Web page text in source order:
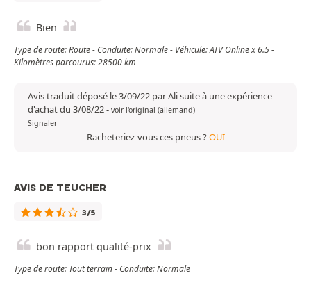
Bien
Type de route: Route - Conduite: Normale - Véhicule: ATV Online x 6.5 -
Kilomètres parcourus: 28500 km
Avis traduit déposé le 3/09/22 par Ali suite à une expérience
d'achat du 3/08/22- voir l'original (allemand)
Signaler
Racheteriez-vous ces pneus ?OUI
AVIS DE TEUCHER
3/5
bon rapport qualité-prix
Type de route: Tout terrain - Conduite: Normale